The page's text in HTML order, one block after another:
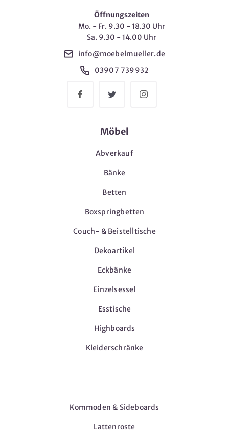
Öffnungszeiten
Mo. - Fr. 9.30 - 18.30 Uhr
Sa. 9.30 - 14.00 Uhr
info@moebelmueller.de
03907 739932
Möbel
Abverkauf
Bänke
Betten
Boxspringbetten
Couch- & Beistelltische
Dekoartikel
Eckbänke
Einzelsessel
Esstische
Highboards
Kleiderschränke
Kommoden & Sideboards
Lattenroste